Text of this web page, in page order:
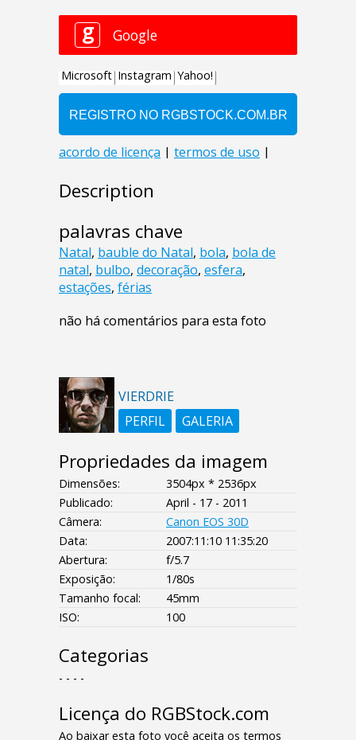
Description
palavras chave
Natal, bauble do Natal, bola, bola de
natal, bulbo, decoração, esfera,
estações, férias
não há comentários para esta foto
VIERDRIE
PERFIL
GALERIA
Propriedades da imagem
Dimensões:
3504px * 2536px
Publicado:
April - 17 - 2011
Câmera:
Canon EOS 30D
Data:
2007:11:10 11:35:20
Abertura:
f/5.7
Exposição:
1/80s
Tamanho focal:
45mm
ISO:
100
Categorias
- - - -
Licença do RGBStock.com
Ao baixar esta foto você aceita os termos